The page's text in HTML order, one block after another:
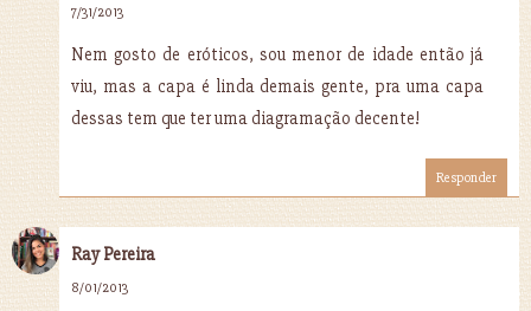
7/31/2013
Nem gosto de eróticos, sou menor de idade então já
viu, mas a capa é linda demais gente, pra uma capa
dessas tem que ter uma diagramação decente!
Responder
Ray Pereira
8/01/2013